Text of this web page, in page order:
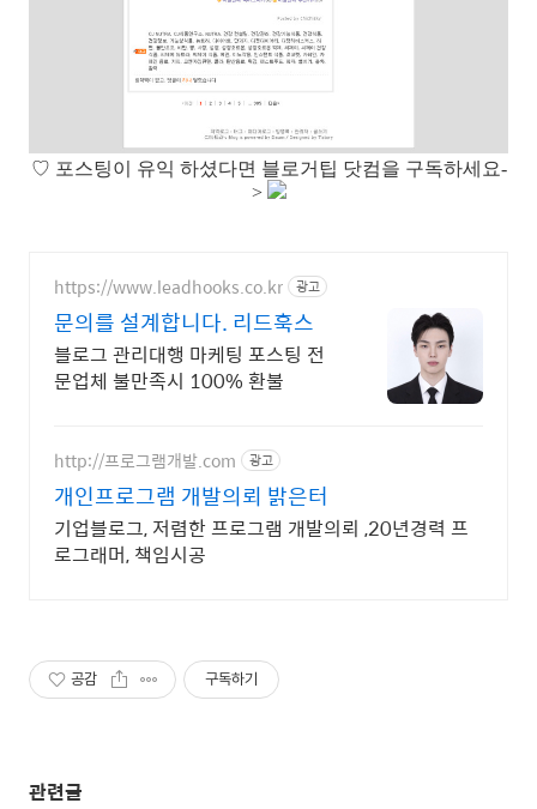
♡ 포스팅이 유익 하셨다면 블로거팁 닷컴을 구독하세요-
>
https://www.leadhooks.co.kr 광고
문의를 설계합니다. 리드훅스
블로그 관리대행 마케팅 포스팅 전
문업체 불만족시 100% 환불
http://프로그램개발.com 광고
개인프로그램 개발의뢰 밝은터
기업블로그, 저렴한 프로그램 개발의뢰 ,20년경력 프
로그래머, 책임시공
공감 구독하기
관련글